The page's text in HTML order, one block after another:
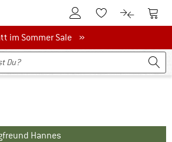
Zum KundenkontoZum Merkzettel.
Zum Zum
im Sommer Sale
im Sommer Sale »
Hannes